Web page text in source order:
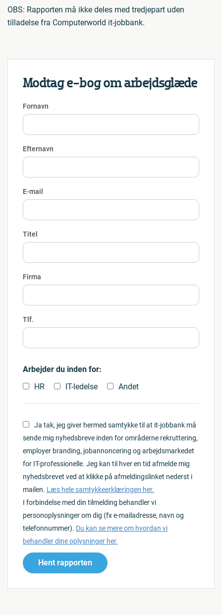
OBS: Rapporten må ikke deles med tredjepart uden
tilladelse fra Computerworld it-jobbank.
Modtag e-bog om arbejdsglæde
Fornavn
Efternavn
E-mail
Titel
Firma
Tlf.
Arbejder du inden for:
HR
IT-ledelse Andet
Ja tak, jeg giver hermed samtykke til at it-jobbank må
sende mig nyhedsbreve inden for områderne rekruttering,
employer branding, jobannoncering og arbejdsmarkedet
for IT-professionelle. Jeg kan til hver en tid afmelde mig
nyhedsbrevet ved at klikke på afmeldingslinket nederst i
mailen. Læs hele samtykkeerklæringen her.
I forbindelse med din tilmelding behandler vi
personoplysninger om dig (fx e-mailadresse, navn og
telefonnummer). Du kan se mere om hvordan vi
behandler dine oplysninger her.
Hent rapporten